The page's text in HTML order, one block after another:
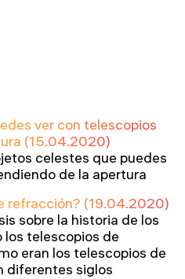
ver con telescopios
(15.04.2020)
celestes que puedes
de la apertura
refracción? (19.04.2020)
sobre la historia de los
telescopios de
eran los telescopios de
diferentes siglos